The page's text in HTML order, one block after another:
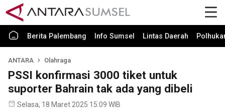
Berita Palembang Info Sumsel Lintas Daerah
ANTARA Olahraga
PSSI konfirmasi 3000 tiket untuk
suporter Bahrain tak ada yang dibeli
Selasa, 18 Maret 2025 15:09 WIB